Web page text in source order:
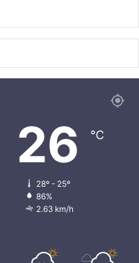
26 ℃
28º - 25º
86%
2.63 km/h